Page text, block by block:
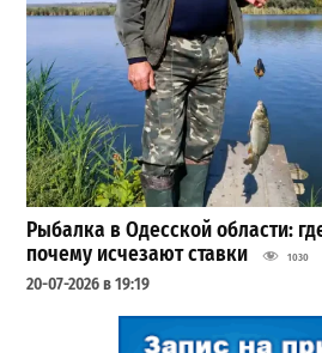
Рыбалка в Одесской области:
почему исчезают ставки
1030
20-07-2026 в 19:19